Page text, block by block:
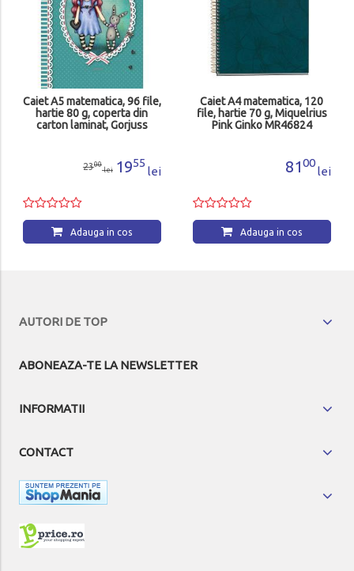
Caiet A5 matematica, 96 file,
hartie 80 g, coperta din
carton laminat, Gorjuss
2300
lei 1955
lei
Adauga in cos
Caiet A4 matematica, 120
file, hartie 70 g, Miquelrius
Pink Ginko MR46824
8100
lei
Adauga in cos
AUTORI DE TOP
ABONEAZA-TE LA NEWSLETTER
INFORMATII
CONTACT